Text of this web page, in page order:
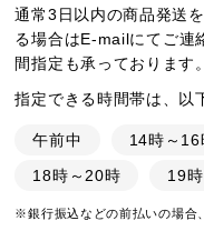
通常3日以内の商品発送
る場合はE-mailにてご連
間指定も承っております。
指定できる時間帯は、以
午前中 14時～16
18時～20時
19
※銀行振込などの前払いの場合